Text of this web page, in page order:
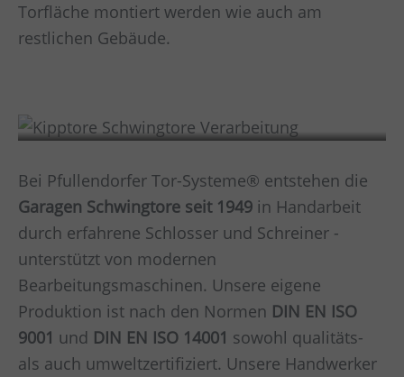
Torfläche montiert werden wie auch am
restlichen Gebäude.
Bei Pfullendorfer Tor-Systeme® entstehen die
Garagen Schwingtore seit 1949 in Handarbeit
durch erfahrene Schlosser und Schreiner -
unterstützt von modernen
Bearbeitungsmaschinen. Unsere eigene
Produktion ist nach den Normen DIN EN ISO
9001 und DIN EN ISO 14001 sowohl qualitäts-
als auch umweltzertifiziert. Unsere Handwerker